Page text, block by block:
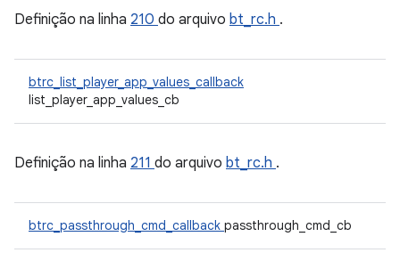
Definição na linha 210 do arquivo bt_rc.h .
btrc_list_player_app_values_callback
list_player_app_values_cb
Definição na linha 211 do arquivo bt_rc.h .
btrc_passthrough_cmd_callback passthrough_cmd_cb